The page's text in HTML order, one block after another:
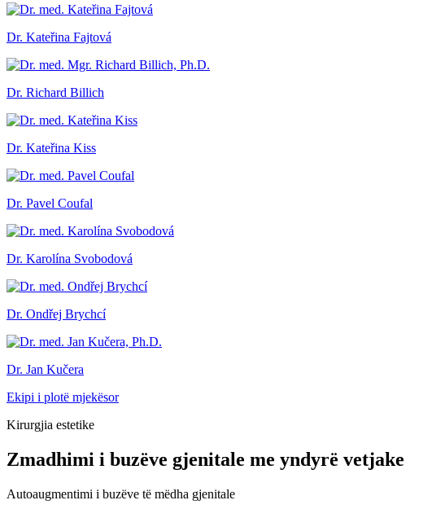
Dr. Kateřina Fajtová
Dr. Richard Billich
Dr. Kateřina Kiss
Dr. Pavel Coufal
Dr. Karolína Svobodová
Dr. Ondřej Brychcí
Dr. Jan Kučera
Ekipi i plotë mjekësor
Kirurgjia estetike
Zmadhimi i buzëve gjenitale me yndyrë vetjake
Autoaugmentimi i buzëve të mëdha gjenitale